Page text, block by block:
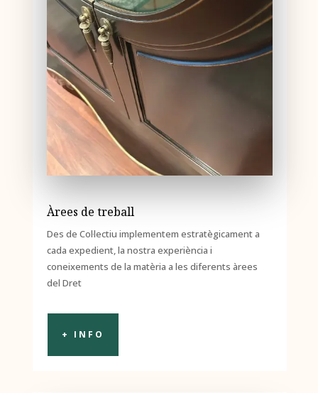
Àrees de treball
Des de Col·lectiu implementem estratègicament a
cada expedient, la nostra experiència i
coneixements de la matèria a les diferents àrees
del Dret
+ INFO